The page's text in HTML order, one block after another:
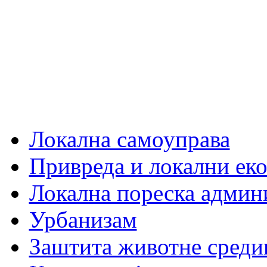
Локална самоуправа
Привреда и локални
Локална пореска
Урбанизам
Заштита животне